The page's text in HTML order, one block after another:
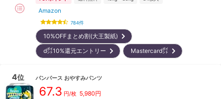
Amazon
784件
10%OFFまとめ割(大王製紙)
d㌽10%還元エントリー
Mastercard㌽
4位 パンパース おやすみパンツ
67.3 円/枚 5,980円